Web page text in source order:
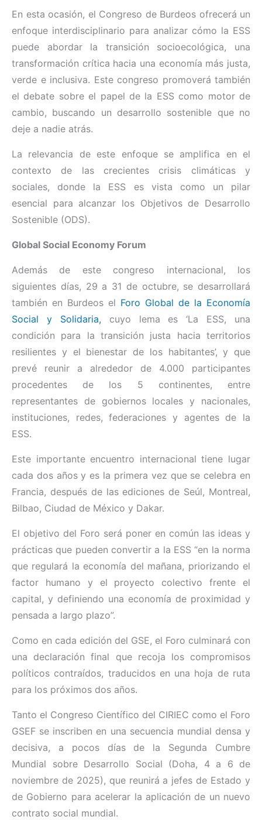
En esta ocasión, el Congreso de Burdeos ofrecerá un
enfoque interdisciplinario para analizar cómo la ESS
puede abordar la transición socioecológica, una
transformación crítica hacia una economía más justa,
verde e inclusiva. Este congreso promoverá también
el debate sobre el papel de la ESS como motor de
cambio, buscando un desarrollo sostenible que no
deje a nadie atrás.
La relevancia de este enfoque se amplifica en el
contexto de las crecientes crisis climáticas y
sociales, donde la ESS es vista como un pilar
esencial para alcanzar los Objetivos de Desarrollo
Sostenible (ODS).
Global Social Economy Forum
Además de este congreso internacional, los
siguientes días, 29 a 31 de octubre, se desarrollará
también en Burdeos el Foro Global de la Economía
Social y Solidaria, cuyo lema es ‘La ESS, una
condición para la transición justa hacia territorios
resilientes y el bienestar de los habitantes’, y que
prevé reunir a alrededor de 4.000 participantes
procedentes de los 5 continentes, entre
representantes de gobiernos locales y nacionales,
instituciones, redes, federaciones y agentes de la
ESS.
Este importante encuentro internacional tiene lugar
cada dos años y es la primera vez que se celebra en
Francia, después de las ediciones de Seúl, Montreal,
Bilbao, Ciudad de México y Dakar.
El objetivo del Foro será poner en común las ideas y
prácticas que pueden convertir a la ESS “en la norma
que regulará la economía del mañana, priorizando el
factor humano y el proyecto colectivo frente el
capital, y definiendo una economía de proximidad y
pensada a largo plazo”.
Como en cada edición del GSE, el Foro culminará con
una declaración final que recoja los compromisos
políticos contraídos, traducidos en una hoja de ruta
para los próximos dos años.
Tanto el Congreso Científico del CIRIEC como el Foro
GSEF se inscriben en una secuencia mundial densa y
decisiva, a pocos días de la Segunda Cumbre
Mundial sobre Desarrollo Social (Doha, 4 a 6 de
noviembre de 2025), que reunirá a jefes de Estado y
de Gobierno para acelerar la aplicación de un nuevo
contrato social mundial.